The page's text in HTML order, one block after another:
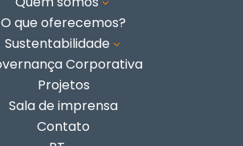
O que oferecemos?
Sustentabilidade 3
Corporativa
Projetos
Sala de imprensa
Contato